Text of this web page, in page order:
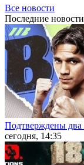
Все новости
Последние новости
Подтверждены
сегодня, 14:35